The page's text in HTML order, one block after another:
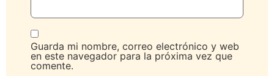
Guarda mi nombre, correo electrónico y web
en este navegador para la próxima vez que
comente.